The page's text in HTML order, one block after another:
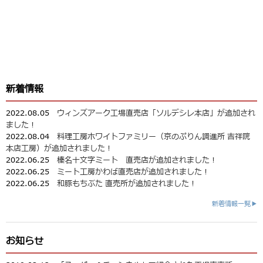
新着情報
2022.08.05 ウィンズアーク工場直売店「ソルデシレ本店」が追加され
ました！
2022.08.04 料理工房ホワイトファミリー（京のぷりん調進所 吉祥院
本店工房）が追加されました！
2022.06.25 榛名十文字ミート 直売店が追加されました！
2022.06.25 ミート工房かわば直売店が追加されました！
2022.06.25 和豚もちぶた 直売所が追加されました！
新着情報一覧▶
お知らせ